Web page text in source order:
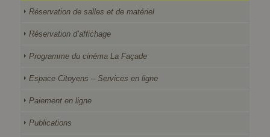
Réservation de salles et de matériel
Réservation d’affichage
Programme du cinéma La Façade
Espace Citoyens – Services en ligne
Paiement en ligne
Publications